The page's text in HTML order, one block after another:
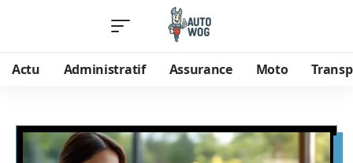
Actu Administratif Assurance Moto